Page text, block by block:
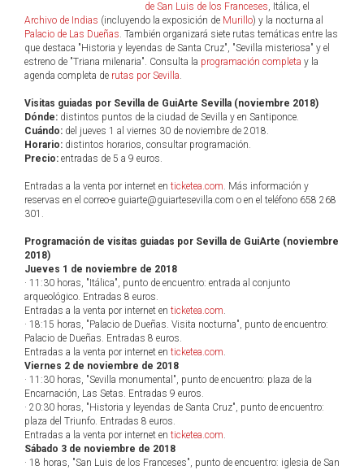
de San Luis de los Franceses, Itálica, el
Archivo de Indias (incluyendo la exposición de Murillo) y la nocturna al
Palacio de Las Dueñas. También organizará siete rutas temáticas entre las
que destaca "Historia y leyendas de Santa Cruz", "Sevilla misteriosa" y el
estreno de "Triana milenaria". Consulta la programación completa y la
agenda completa de rutas por Sevilla.
Visitas guiadas por Sevilla de GuiArte Sevilla (noviembre 2018)
Dónde: distintos puntos de la ciudad de Sevilla y en Santiponce.
Cuándo: del jueves 1 al viernes 30 de noviembre de 2018.
Horario: distintos horarios, consultar programación.
Precio: entradas de 5 a 9 euros.
Entradas a la venta por internet en ticketea.com. Más información y
reservas en el correo-e guiarte@guiartesevilla.com o en el teléfono 658 268
301.
Programación de visitas guiadas por Sevilla de GuiArte (noviembre
2018)
Jueves 1 de noviembre de 2018
· 11:30 horas, "Itálica", punto de encuentro: entrada al conjunto
arqueológico. Entradas 8 euros.
Entradas a la venta por internet en ticketea.com.
· 18:15 horas, "Palacio de Dueñas. Visita nocturna", punto de encuentro:
Palacio de Dueñas. Entradas 8 euros.
Entradas a la venta por internet en ticketea.com.
Viernes 2 de noviembre de 2018
· 11:30 horas, "Sevilla monumental", punto de encuentro: plaza de la
Encarnación, Las Setas. Entradas 9 euros.
· 20:30 horas, "Historia y leyendas de Santa Cruz", punto de encuentro:
plaza del Triunfo. Entradas 8 euros.
Entradas a la venta por internet en ticketea.com.
Sábado 3 de noviembre de 2018
· 18 horas, "San Luis de los Franceses", punto de encuentro: iglesia de San